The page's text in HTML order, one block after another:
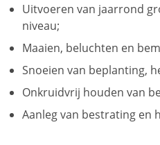
Uitvoeren van jaarrond
niveau;
Maaien, beluchten en
Snoeien van beplanting,
Onkruidvrij houden van
Aanleg van bestrating en